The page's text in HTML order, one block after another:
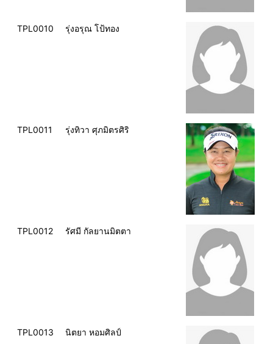
TPL0010 รุ่งอรุณ โป้ทอง
TPL0011 รุ่งทิวา ศุภมิตรศิริ
TPL0012 รัศมี กัลยานมิตตา
TPL0013 นิตยา หอมศิลป์